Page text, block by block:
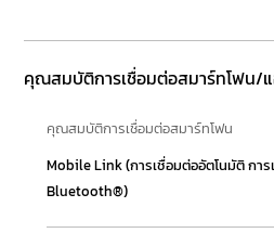
คุณสมบัติการเชื่อมต่อสมาร์ทโฟน/
คุณสมบัติการเชื่อมต่อสมาร์ทโฟน
Mobile Link (การเชื่อมต่ออัตโนมัติ การ
Bluetooth®)